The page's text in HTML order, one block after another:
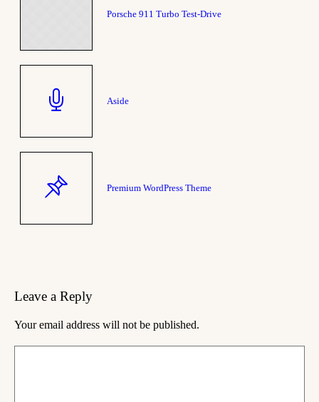
Porsche 911 Turbo Test-Drive
Aside
Premium WordPress Theme
Leave a Reply
Your email address will not be published.